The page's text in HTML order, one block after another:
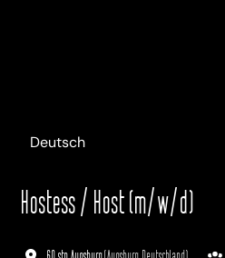
Deutsch
Hostess / Host (m/w/d)